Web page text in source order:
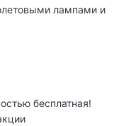
лампами и
бесплатная!